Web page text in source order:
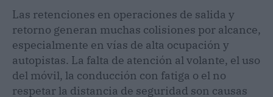
Las retenciones en operaciones de salida y
retorno generan muchas colisiones por alcance,
especialmente en vías de alta ocupación y
autopistas. La falta de atención al volante, el uso
del móvil, la conducción con fatiga o el no
respetar la distancia de seguridad son causas